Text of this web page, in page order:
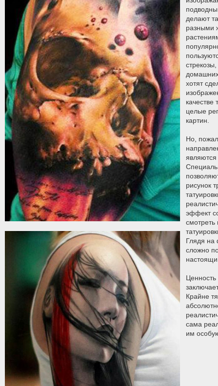
делают
разными
хотят
качестве
целые
картин.
Но,
являются
рисунок
эффект
Глядя на
сложно
Ценность
Крайне
сама
им